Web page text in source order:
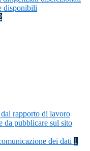
disponibili
rapporto di lavoro
da pubblicare sul sito
dei dati 1